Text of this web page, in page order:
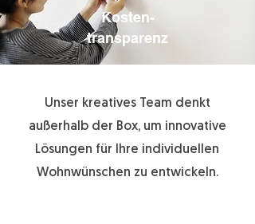
Kosten-
transparenz
Unser kreatives Team denkt
außerhalb der Box, um innovative
Lösungen für Ihre individuellen
Wohnwünschen zu entwickeln.